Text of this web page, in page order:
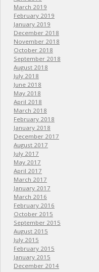
March 2019
February 2019
January 2019
December 2018
November 2018
October 2018
September 2018
August 2018
July 2018
June 2018
May 2018
April 2018
March 2018
February 2018
January 2018
December 2017
August 2017
July 2017
May 2017
April 2017
March 2017
January 2017
March 2016
February 2016
October 2015
September 2015
August 2015
July 2015
February 2015
January 2015
December 2014